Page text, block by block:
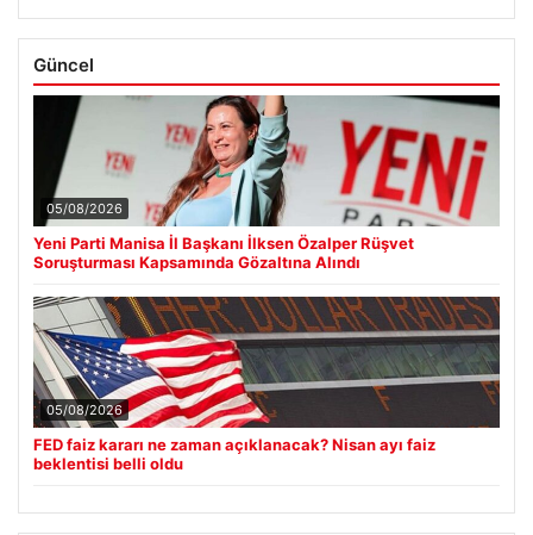
Güncel
05/08/2026
Yeni Parti Manisa İl Başkanı İlksen Özalper Rüşvet
Soruşturması Kapsamında Gözaltına Alındı
05/08/2026
FED faiz kararı ne zaman açıklanacak? Nisan ayı faiz
beklentisi belli oldu